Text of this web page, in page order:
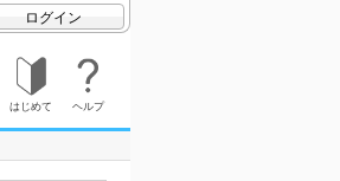
ログイン
はじめて ヘルプ